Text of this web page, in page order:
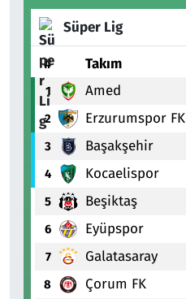
Süper Lig
# Takım
1 Amed
2 Erzurumspor FK
3 Başakşehir
4 Kocaelispor
5 Beşiktaş
6 Eyüpspor
7 Galatasaray
8 Çorum FK